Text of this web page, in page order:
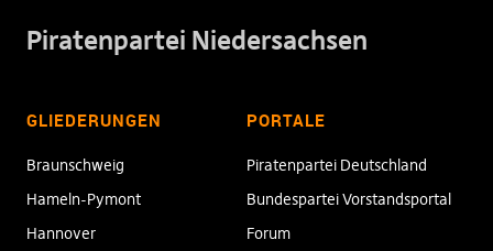
Piratenpartei Niedersachsen
GLIEDERUNGEN
Braunschweig
Hameln-Pymont
Hannover
PORTALE
Piratenpartei Deutschland
Bundespartei Vorstandsportal
Forum